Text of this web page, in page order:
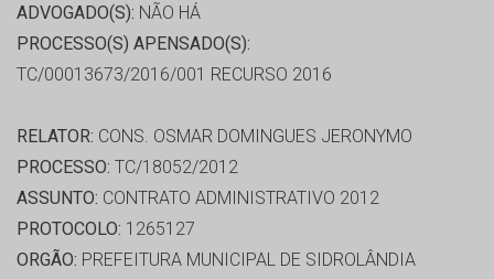
ADVOGADO(S): NÃO HÁ
PROCESSO(S) APENSADO(S):
TC/00013673/2016/001 RECURSO 2016
RELATOR: CONS. OSMAR DOMINGUES JERONYMO
PROCESSO: TC/18052/2012
ASSUNTO: CONTRATO ADMINISTRATIVO 2012
PROTOCOLO: 1265127
ORGÃO: PREFEITURA MUNICIPAL DE SIDROLÂNDIA